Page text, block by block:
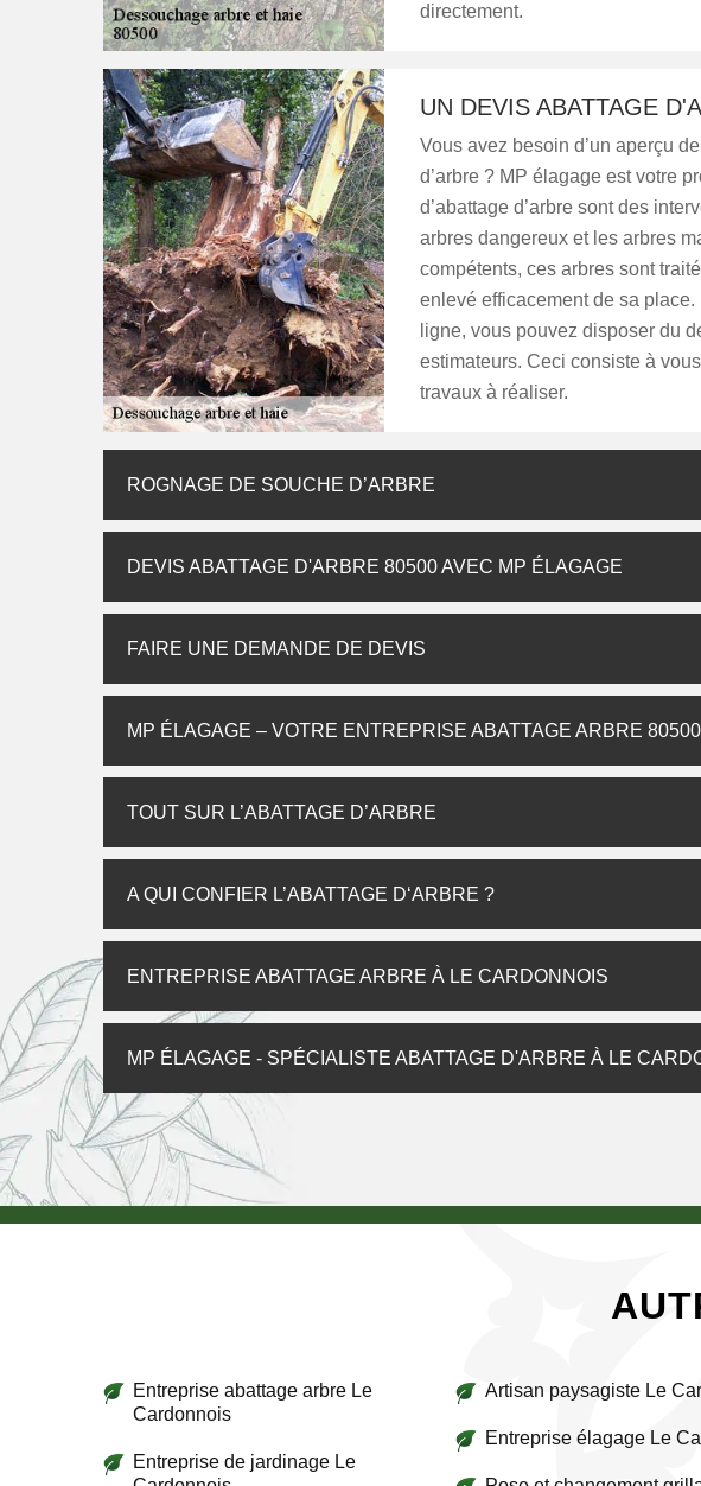
directement.
UN DEVIS ABATTAGE
Vous avez besoin d’un aperçu
d’arbre ? MP élagage est votre
d’abattage d’arbre sont des
arbres dangereux et les arbres
compétents, ces arbres sont
enlevé efficacement de sa
ligne, vous pouvez disposer du
estimateurs. Ceci consiste à
travaux à réaliser.
ROGNAGE DE SOUCHE D’ARBRE
DEVIS ABATTAGE D'ARBRE 80500 AVEC MP ÉLAGAGE
FAIRE UNE DEMANDE DE DEVIS
MP ÉLAGAGE – VOTRE ENTREPRISE ABATTAGE ARBRE 80500
TOUT SUR L’ABATTAGE D’ARBRE
A QUI CONFIER L’ABATTAGE D‘ARBRE ?
ENTREPRISE ABATTAGE ARBRE À LE CARDONNOIS
MP ÉLAGAGE - SPÉCIALISTE ABATTAGE D'ARBRE À LE
Entreprise abattage arbre Le
Cardonnois
Entreprise de jardinage Le
Artisan paysagiste Le
Entreprise élagage Le